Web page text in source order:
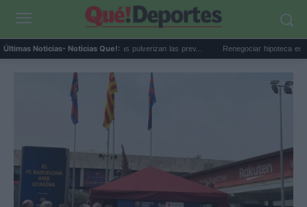
Últimas Noticias- Noticias Que!:
GTA 6 en Netflix: las reservas pulverizan las prev... Renegociar hipoteca euríbor